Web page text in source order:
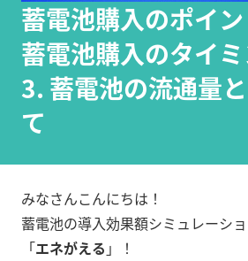
蓄電池購入のポ
蓄電池購入のタイ
3. 蓄電池の流通量
て
みなさんこんにちは！
蓄電池の導入効果額シミュレーシ
「エネがえる 」！